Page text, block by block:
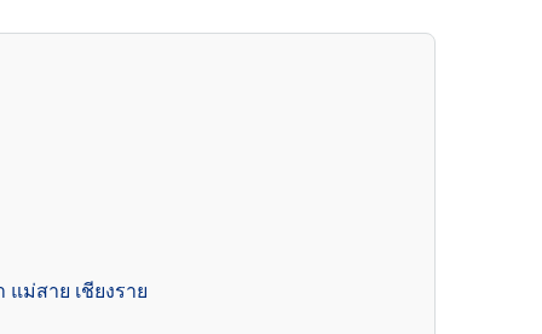
ม่สาย เชียงราย